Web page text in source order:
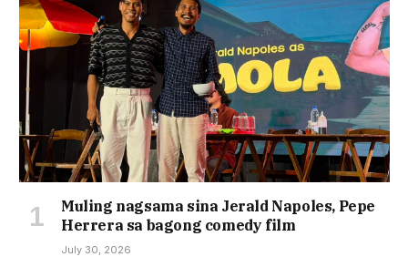
Muling nagsama sina Jerald Napoles, Pepe
Herrera sa bagong comedy film
July 30, 2026